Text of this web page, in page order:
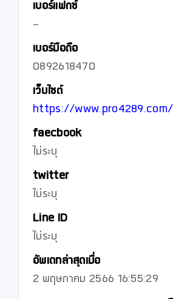
เบอร์แฟกซ์
-
เบอร์มือถือ
0892618470
เว็บไซต์
https://www.pro4289.com/
faecbook
ไม่ระบุ
twitter
ไม่ระบุ
Line ID
ไม่ระบุ
อัพเดทล่าสุดเมื่อ
2 พฤษภาคม 2566 16:55:29